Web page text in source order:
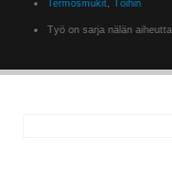
Termosmukit,Töihin
Työ on sarja nälän